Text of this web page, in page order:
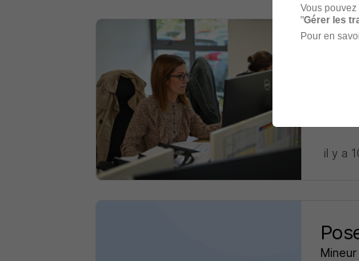
il y a
Vous
"Gérer les
Pour en